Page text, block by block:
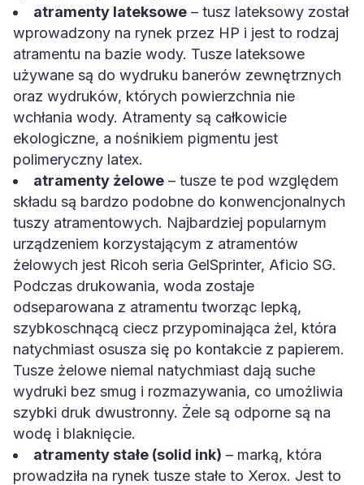
atramenty lateksowe – tusz lateksowy został
wprowadzony na rynek przez HP i jest to rodzaj
atramentu na bazie wody. Tusze lateksowe
używane są do wydruku banerów zewnętrznych
oraz wydruków, których powierzchnia nie
wchłania wody. Atramenty są całkowicie
ekologiczne, a nośnikiem pigmentu jest
polimeryczny latex.
atramenty żelowe – tusze te pod względem
składu są bardzo podobne do konwencjonalnych
tuszy atramentowych. Najbardziej popularnym
urządzeniem korzystającym z atramentów
żelowych jest Ricoh seria GelSprinter, Aficio SG.
Podczas drukowania, woda zostaje
odseparowana z atramentu tworząc lepką,
szybkoschnącą ciecz przypominająca żel, która
natychmiast osusza się po kontakcie z papierem.
Tusze żelowe niemal natychmiast dają suche
wydruki bez smug i rozmazywania, co umożliwia
szybki druk dwustronny. Żele są odporne są na
wodę i blaknięcie.
atramenty stałe (solid ink) – marką, która
prowadziła na rynek tusze stałe to Xerox. Jest to